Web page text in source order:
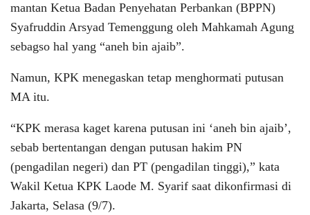
mantan Ketua Badan Penyehatan Perbankan (BPPN)
Syafruddin Arsyad Temenggung oleh Mahkamah Agung
sebagso hal yang “aneh bin ajaib”.
Namun, KPK menegaskan tetap menghormati putusan
MA itu.
“KPK merasa kaget karena putusan ini ‘aneh bin ajaib’,
sebab bertentangan dengan putusan hakim PN
(pengadilan negeri) dan PT (pengadilan tinggi),” kata
Wakil Ketua KPK Laode M. Syarif saat dikonfirmasi di
Jakarta, Selasa (9/7).